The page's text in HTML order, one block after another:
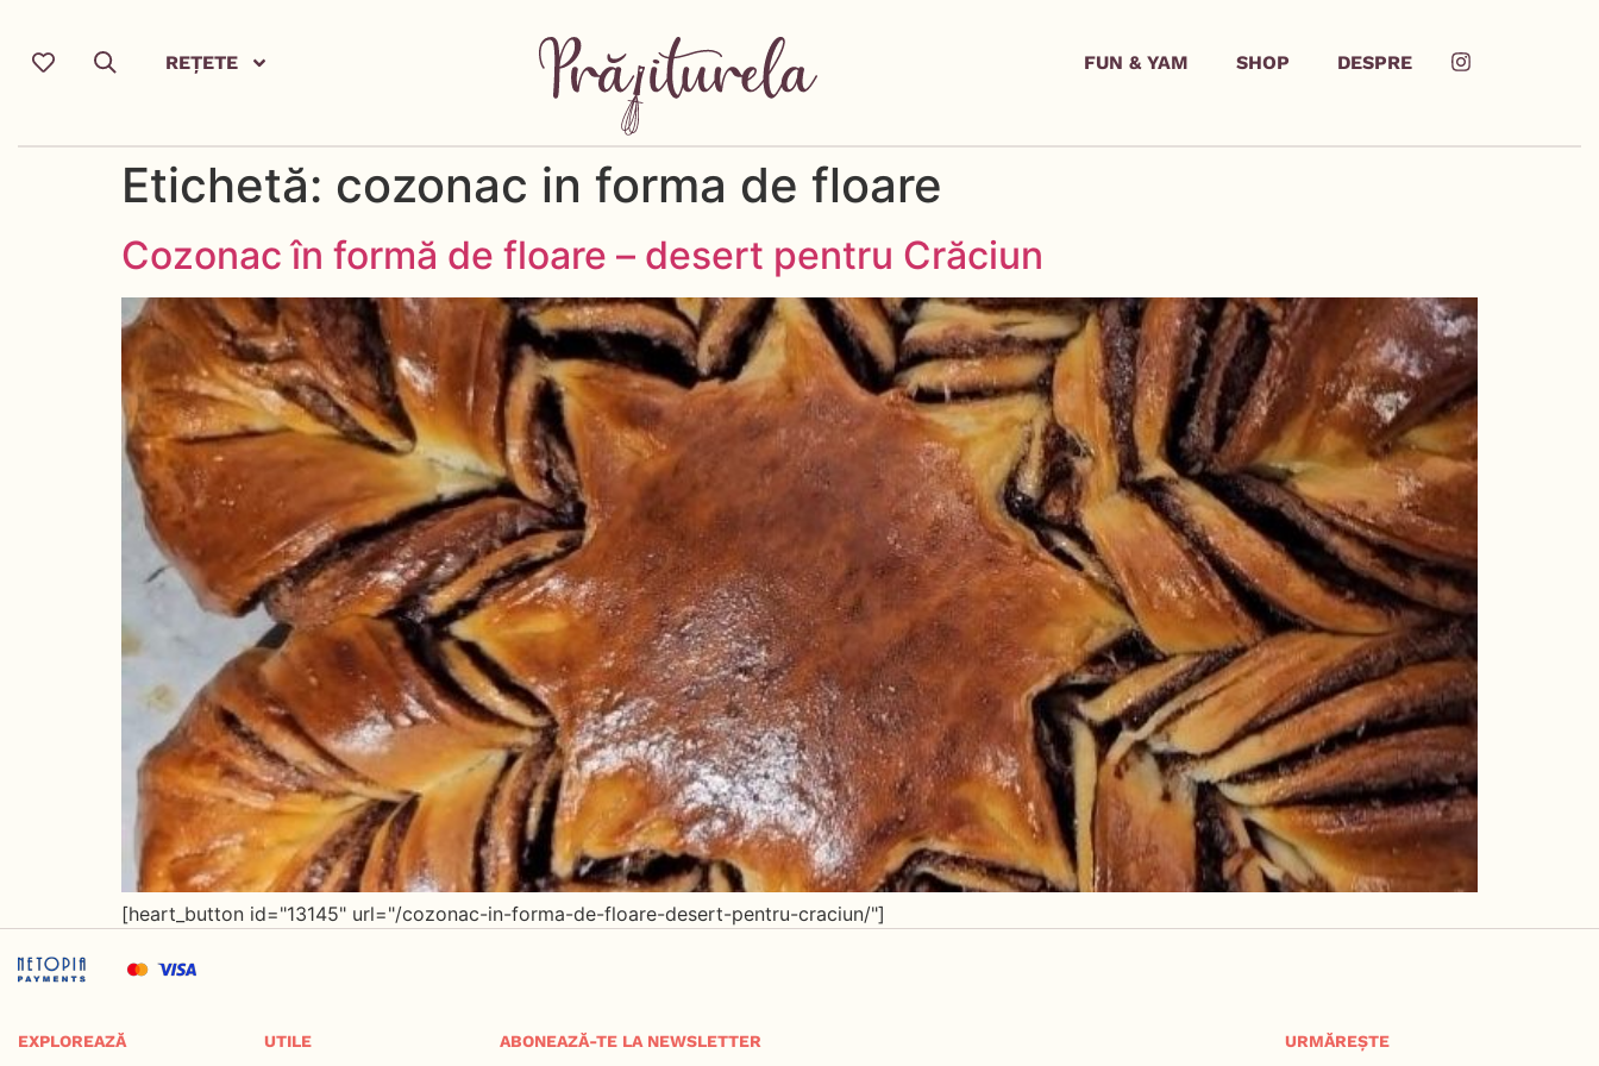
REȚETE FUN & YAM SHOP DESPRE
Etichetă: cozonac in forma de floare
Cozonac în formă de floare – desert pentru Crăciun
[heart_button id="13145" url="/cozonac-in-forma-de-floare-desert-pentru-craciun/"]
EXPLOREAZĂ UTILE ABONEAZĂ-TE LA NEWSLETTER URMĂREȘTE